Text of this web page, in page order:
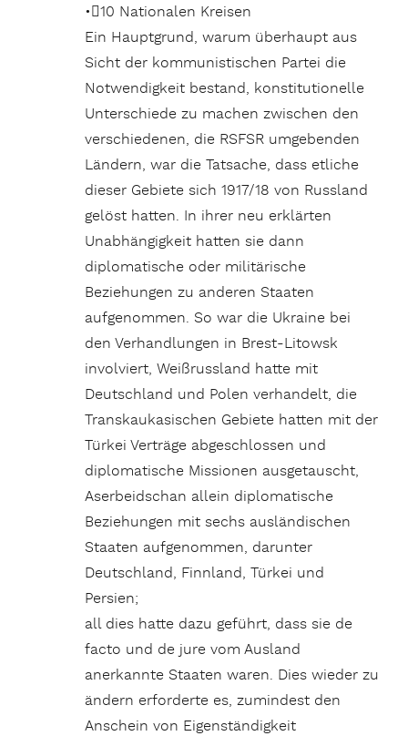
•10 Nationalen Kreisen
Ein Hauptgrund, warum überhaupt aus
Sicht der kommunistischen Partei die
Notwendigkeit bestand, konstitutionelle
Unterschiede zu machen zwischen den
verschiedenen, die RSFSR umgebenden
Ländern, war die Tatsache, dass etliche
dieser Gebiete sich 1917/18 von Russland
gelöst hatten. In ihrer neu erklärten
Unabhängigkeit hatten sie dann
diplomatische oder militärische
Beziehungen zu anderen Staaten
aufgenommen. So war die Ukraine bei
den Verhandlungen in Brest-Litowsk
involviert, Weißrussland hatte mit
Deutschland und Polen verhandelt, die
Transkaukasischen Gebiete hatten mit der
Türkei Verträge abgeschlossen und
diplomatische Missionen ausgetauscht,
Aserbeidschan allein diplomatische
Beziehungen mit sechs ausländischen
Staaten aufgenommen, darunter
Deutschland, Finnland, Türkei und
Persien;
all dies hatte dazu geführt, dass sie de
facto und de jure vom Ausland
anerkannte Staaten waren. Dies wieder zu
ändern erforderte es, zumindest den
Anschein von Eigenständigkeit